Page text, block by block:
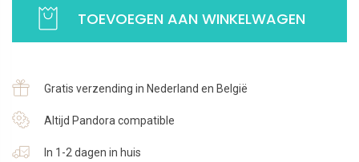
€32,95.€29,95.
Goudkleurig
925
Sterling
Zilver
TOEVOEGEN AAN WINKELWAGEN
Gratis verzending in Nederland en België
Altijd Pandora compatible
In 1-2 dagen in huis